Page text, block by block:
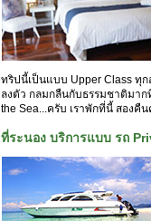
ทริปนี้เป็นแบบ Upper Class ทุก
ลงตัว กลมกลืนกับธรรมชาติมาก
the Sea...ครับ เราพักที่นี้ สองคื
ที่ระนอง บริการแบบ รถ